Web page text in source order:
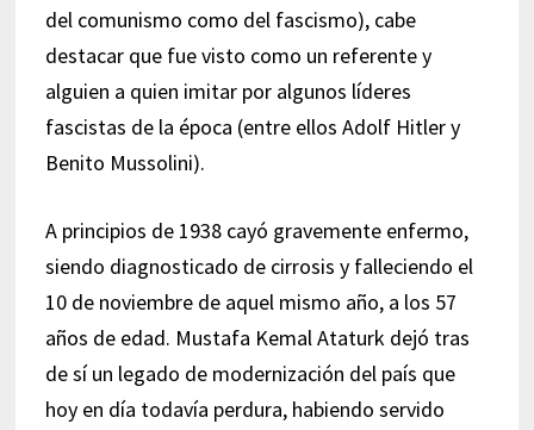
del comunismo como del fascismo), cabe
destacar que fue visto como un referente y
alguien a quien imitar por algunos líderes
fascistas de la época (entre ellos Adolf Hitler y
Benito Mussolini).
A principios de 1938 cayó gravemente enfermo,
siendo diagnosticado de cirrosis y falleciendo el
10 de noviembre de aquel mismo año, a los 57
años de edad. Mustafa Kemal Ataturk dejó tras
de sí un legado de modernización del país que
hoy en día todavía perdura, habiendo servido